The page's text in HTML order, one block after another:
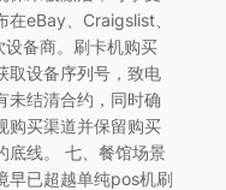
eBay、Craigslist、
备商。刷卡机购买
取设备序列号，致电
未结清合约，同时确
购买渠道并保留购买
底线。 七、餐馆场景
早已超越单纯pos机刷